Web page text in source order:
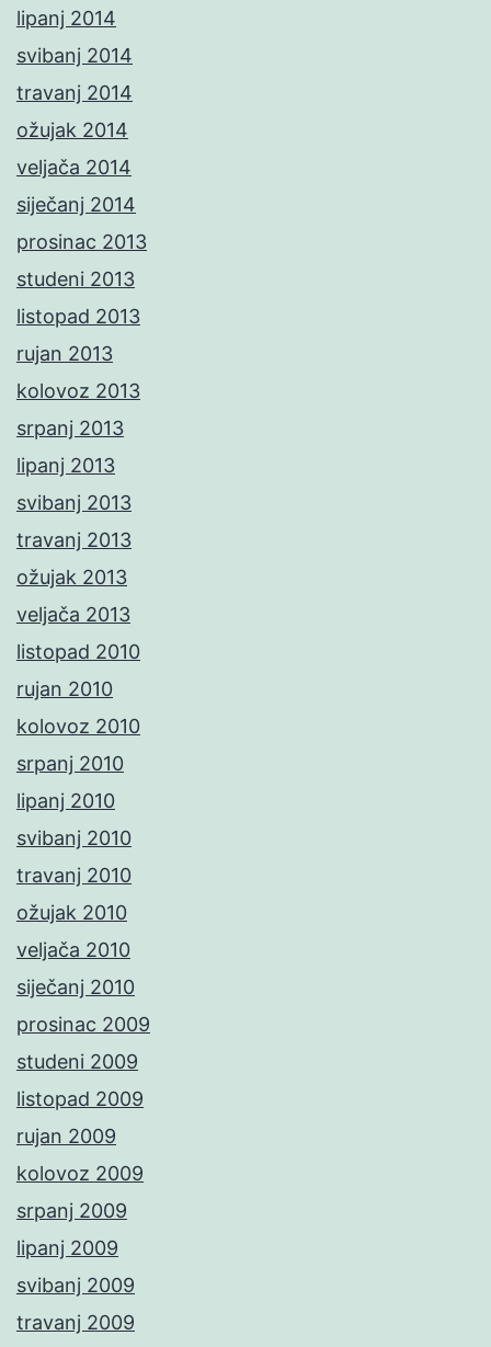
lipanj 2014
svibanj 2014
travanj 2014
ožujak 2014
veljača 2014
siječanj 2014
prosinac 2013
studeni 2013
listopad 2013
rujan 2013
kolovoz 2013
srpanj 2013
lipanj 2013
svibanj 2013
travanj 2013
ožujak 2013
veljača 2013
listopad 2010
rujan 2010
kolovoz 2010
srpanj 2010
lipanj 2010
svibanj 2010
travanj 2010
ožujak 2010
veljača 2010
siječanj 2010
prosinac 2009
studeni 2009
listopad 2009
rujan 2009
kolovoz 2009
srpanj 2009
lipanj 2009
svibanj 2009
travanj 2009